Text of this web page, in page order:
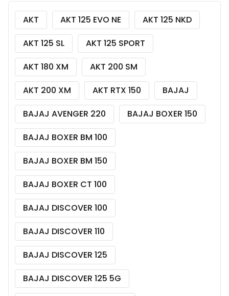
AKT AKT 125 EVO NE
AKT 125 NKD
AKT 125 SL
AKT 125 SPORT
AKT 180 XM
AKT 200 SM
AKT 200 XM
AKT RTX 150
BAJAJ
BAJAJ AVENGER 220
BAJAJ BOXER 150
BAJAJ BOXER BM 100
BAJAJ BOXER BM 150
BAJAJ BOXER CT 100
BAJAJ DISCOVER 100
BAJAJ DISCOVER 110
BAJAJ DISCOVER 125
BAJAJ DISCOVER 125 5G